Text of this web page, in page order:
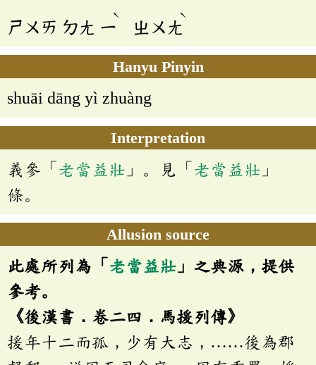
ㄕㄨㄞ ㄉㄤ ㄧ
ˋ
ㄓㄨㄤ
ˋ
Hanyu Pinyin
shuāi dāng yì zhuàng
Interpretation
義參「 老當益壯 」。見「 老當益壯 」
條。
Allusion source
此處所列為「 老當益壯 」之典源，提供
參考。
《後漢書．卷二四．馬援列傳》
援年十二而孤，少有大志，……後為郡